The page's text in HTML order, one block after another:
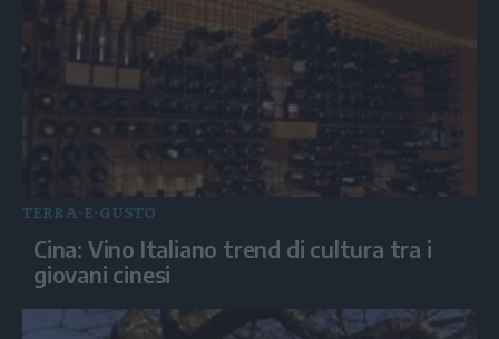
TERRA-E-GUSTO
Cina: Vino Italiano trend di cultura tra i
giovani cinesi